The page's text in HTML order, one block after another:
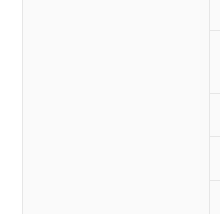
対応済み：